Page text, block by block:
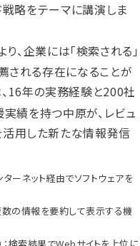
略をテーマに講演しま
、企業には「検索される」
される存在になることが
16年の実務経験と200社
実績を持つ中原が、レビュ
活用した新たな情報発信
ーネット経由でソフトウェアを
の情報を要約して表示する機